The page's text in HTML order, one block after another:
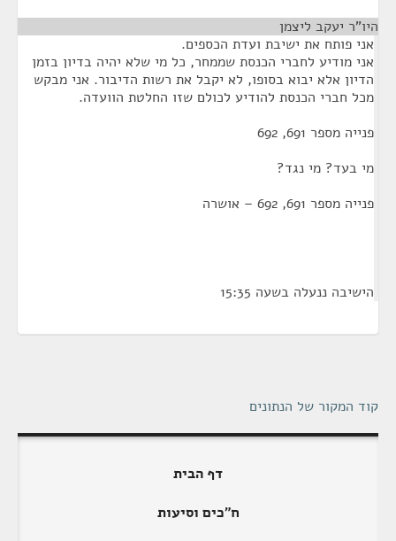
היו"ר יעקב ליצמן
אני פותח את ישיבת ועדת הכספים.
אני מודיע לחברי הכנסת שממחר, כל מי שלא יהיה בדיון בזמן
הדיון אלא יבוא בסופו, לא יקבל את רשות הדיבור. אני מבקש
מכל חברי הכנסת להודיע לכולם שזו החלטת הוועדה.
פנייה מספר 691, 692
מי בעד? מי נגד?
פנייה מספר 691, 692 – אושרה
הישיבה ננעלה בשעה 15:35
קוד המקור של הנתונים
דף הבית
ח"כים וסיעות